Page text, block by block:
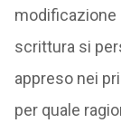
modificazione
scrittura si
appreso nei
per quale